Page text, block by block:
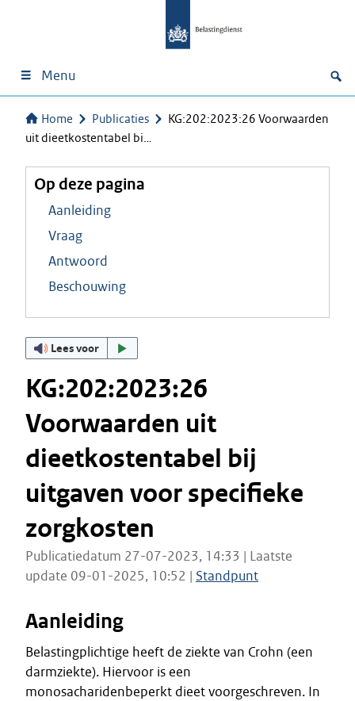
Menu
Home Publicaties
KG:202:2023:26 Voorwaarden
uit dieetkostentabel bi…
Op deze pagina
Aanleiding
Vraag
Antwoord
Beschouwing
Lees voor
KG:202:2023:26
Voorwaarden uit
dieetkostentabel bij
uitgaven voor specifieke
zorgkosten
Publicatiedatum 27-07-2023, 14:33 | Laatste
update 09-01-2025, 10:52 | Standpunt
Aanleiding
Belastingplichtige heeft de ziekte van Crohn (een
darmziekte). Hiervoor is een
monosacharidenbeperkt dieet voorgeschreven. In